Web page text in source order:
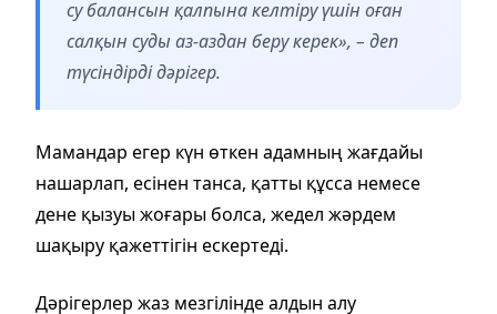
су балансын қалпына келтіру үшін оған
салқын суды аз-аздан беру керек», – деп
түсіндірді дәрігер.
Мамандар егер күн өткен адамның жағдайы
нашарлап, есінен танса, қатты құсса немесе
дене қызуы жоғары болса, жедел жәрдем
шақыру қажеттігін ескертеді.
Дәрігерлер жаз мезгілінде алдын алу